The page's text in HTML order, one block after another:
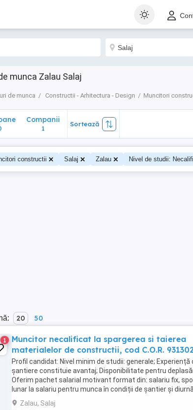
munca Zalau Salaj
de munca Constructii - Arhitectura - Design Muncitori
Companii
1
Sortează
constructii Salaj Zalau Nivel de studii:
20 50
1
Muncitor necalificat la spargerea si taierea
materialelor de constructii, cod C.O.R.
Profil candidat: Nivel minim de studii: generale; Experiență
şantiere constituie avantaj; Disponibilitate pentru
Oferim pachet salarial motivant format din: salariu fix,
lunar la salariu pentru munca în condiții de şantier și
pentru întreaga ...
Zalau, Salaj